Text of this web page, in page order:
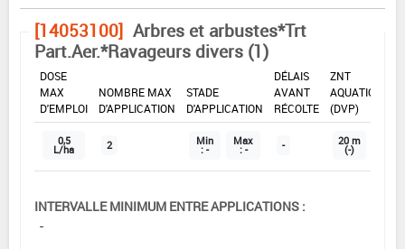
[14053100] Arbres et arbustes*Trt
Part.Aer.*Ravageurs divers (1)
DOSE
MAX
D'EMPLOI
NOMBRE MAX
D'APPLICATION
STADE
D'APPLICATION
DÉLAIS
AVANT
RÉCOLTE
ZNT
AQUATIQUE
(DVP)
0,5
L/ha 2 Min
: -
Max
: - - 20 m
(-)
INTERVALLE MINIMUM ENTRE APPLICATIONS :
-